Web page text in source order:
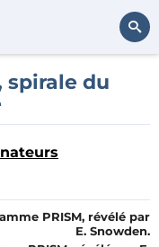
Rechercher
spirale du